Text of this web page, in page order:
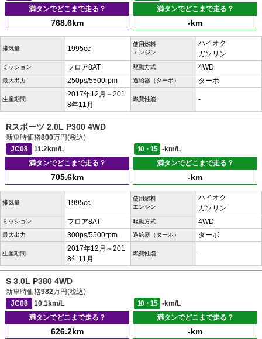
満タンでどこまで走る？
768.6km
満タンでどこまで走る？
-km
排気量 1995cc
使用燃料
エンジン
ハイオク
ガソリン
ミッション フロア8AT 駆動方式 4WD
最大出力 250ps/5500rpm 過給器（ターボ） ターボ
生産期間
2017年12月～201
8年11月
燃費性能 -
Rスポーツ 2.0L P300 4WD
新車時価格800万円(税込)
JC08
11.2km/L 10・15
-km/L
満タンでどこまで走る？
705.6km
満タンでどこまで走る？
-km
排気量 1995cc
使用燃料
エンジン
ハイオク
ガソリン
ミッション フロア8AT 駆動方式 4WD
最大出力 300ps/5500rpm 過給器（ターボ） ターボ
生産期間
2017年12月～201
8年11月
燃費性能 -
S 3.0L P380 4WD
新車時価格982万円(税込)
JC08
10.1km/L 10・15
-km/L
満タンでどこまで走る？
626.2km
満タンでどこまで走る？
-km